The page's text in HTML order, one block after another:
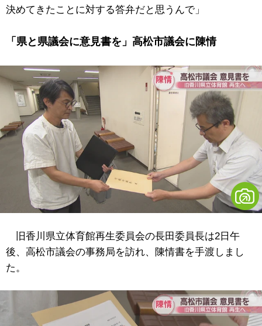
決めてきたことに対する答弁だと思うんで」
「県と県議会に意見書を」高松市議会に陳情
旧香川県立体育館再生委員会の長田委員長は2日午
後、高松市議会の事務局を訪れ、陳情書を手渡しまし
た。